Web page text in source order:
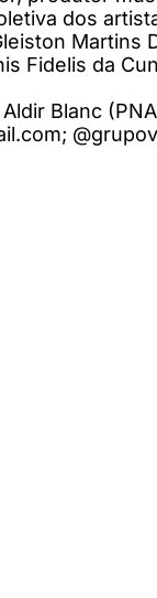
dos
Martins
Fidelis da
Blanc
;